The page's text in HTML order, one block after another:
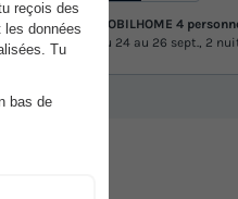
€
MOBILHOME 4
Du 24 au 26 sept., 2